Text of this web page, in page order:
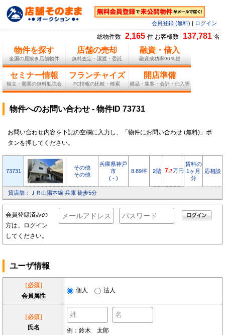
会員登録 (無料) ログイン
総物件数 2,165 件 お客様数 137,781 名
物件を探す
全国の居抜き店舗物件
店舗の売却
無料査定・譲渡・委託
融資・借入
融資成功率90％超
セミナー情報
独立・開業の無料勉強会
フランチャイズ
FC情報の比較・検索
開店準備
備品・集客・会計・仕入等
物件へのお問い合わせ - 物件ID 73731
お問い合わせ内容を下記の空欄に入力し、「物件にお問い合わせ (無料)」ボ
タンを押してください。
73731
その他
その他
兵庫県神戸
市
( - )
8.89坪 2階 7.7万円
賃料の
1ヶ月
分
応相談
貸店舗：ＪＲ山陽本線 兵庫 徒歩5分
会員登録済みの
方は、ログイン
してください。
ユーザ情報
［必須］
会員属性
個人 法人
［必須］
氏名
例：鈴木 太郎